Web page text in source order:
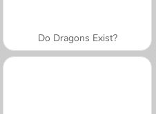
Do Dragons Exist?